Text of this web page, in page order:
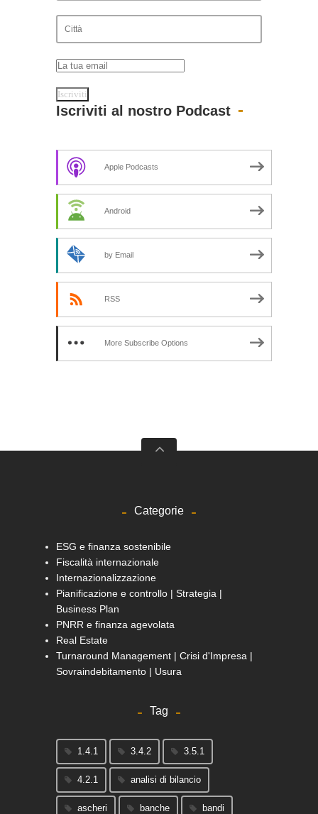
Iscriviti al nostro Podcast
Apple Podcasts
Android
by Email
RSS
More Subscribe Options
Categorie
ESG e finanza sostenibile
Fiscalità internazionale
Internazionalizzazione
Pianificazione e controllo | Strategia |
Business Plan
PNRR e finanza agevolata
Real Estate
Turnaround Management | Crisi d'Impresa |
Sovraindebitamento | Usura
Tag
1.4.1 3.4.2 3.5.1
4.2.1 analisi di bilancio
ascheri banche bandi